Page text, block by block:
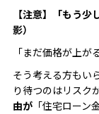
【注意】「もう
影）
「まだ価格が上が
そう考える方もい
り待つのはリスク
由が「住宅ローン